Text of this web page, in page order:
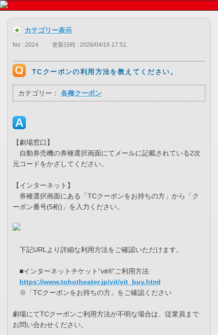
カテゴリー表示
No : 2024 更新日時 : 2026/04/16 17:51
TCクーポンの利用方法を教えてください。
カテゴリー： 各種クーポン
【劇場窓口】
自動券売機の券種選択画面にてメールに記載されている2次
元コードをかざしてください。
【インターネット】
券種選択画面にある「TCクーポンをお持ちの方」から「ク
ーポン番号(5桁)」を入力ください。
下記URLより詳細な利用方法をご確認いただけます。
■インターネットチケット“vit®”ご利用方法
https://www.tohotheater.jp/vit/vit_buy.html
※「TCクーポンをお持ちの方」をご確認ください
劇場にてTCクーポンご利用方法が不明な場合は、従業員まで
お問い合わせください。